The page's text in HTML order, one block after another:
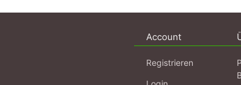
Account
Registrieren